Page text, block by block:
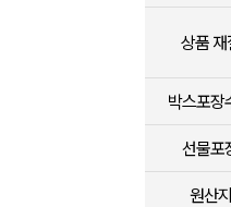
상품 재
박스포장
선물포
원산지